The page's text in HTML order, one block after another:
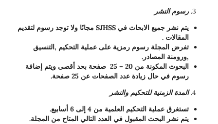
رسوم النشر
يتم نشر جميع الابحاث في SJHSS مجانًا ولا توجد رسوم لتقديم
المقالات .
تفرض المجلة رسوم رمزية على عملية التحكيم ,التنسيق
,ورومنة المصادر.
البحوث المكونة من 20 – 25 صفحة بحد أقصى ويتم إضافة
رسوم في حال زيادة عدد الصفحات عن 25 صفحة.
المدة الزمنية للتحكيم والنشر
تستغرق عملية التحكيم العلمية من 4 إلى 6 أسابيع.
يتم نشر البحث المقبول في العدد التالي المتاح من المجلة.